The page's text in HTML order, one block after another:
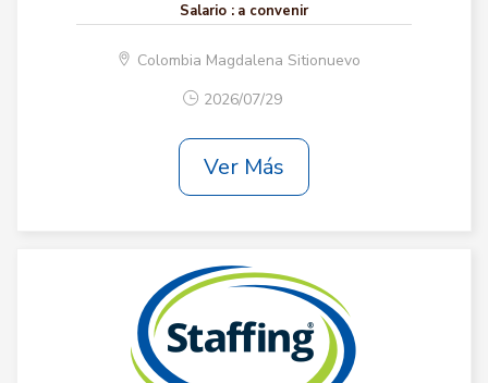
Salario : a convenir
Colombia Magdalena Sitionuevo
2026/07/29
Ver Más